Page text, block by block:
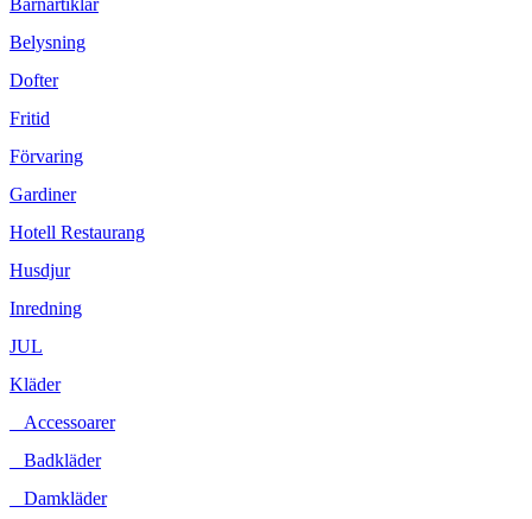
Barnartiklar
Belysning
Dofter
Fritid
Förvaring
Gardiner
Hotell Restaurang
Husdjur
Inredning
JUL
Kläder
Accessoarer
Badkläder
Damkläder